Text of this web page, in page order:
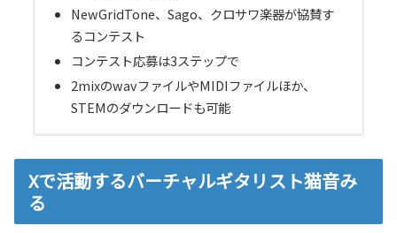
NewGridTone、Sago、クロサワ楽器が協賛す
るコンテスト
コンテスト応募は3ステップで
2mixのwavファイルやMIDIファイルほか、
STEMのダウンロードも可能
Xで活動するバーチャルギタリスト猫音み
る